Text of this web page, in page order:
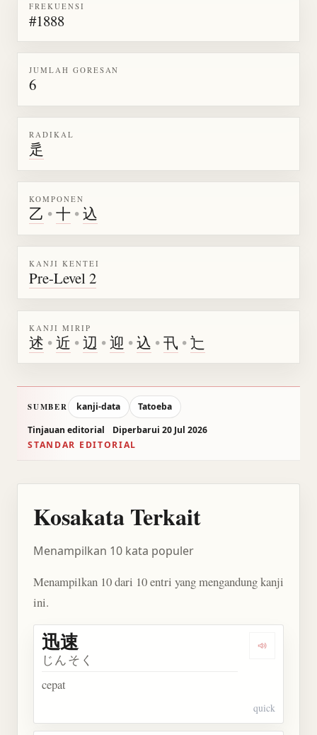
FREKUENSI
#1888
JUMLAH GORESAN
6
RADIKAL
辵
KOMPONEN
乙 •十 •込
KANJI KENTEI
Pre-Level 2
KANJI MIRIP
述 •近 •辺 •迎 •込 •卂 •辷
SUMBER kanji-data
Tatoeba
Tinjauan editorial
Diperbarui 20 Jul 2026
STANDAR EDITORIAL
Kosakata Terkait
Menampilkan 10 kata populer
Menampilkan 10 dari 10 entri yang mengandung kanji
ini.
Dengarkan
迅速
じんそく
cepat
quick